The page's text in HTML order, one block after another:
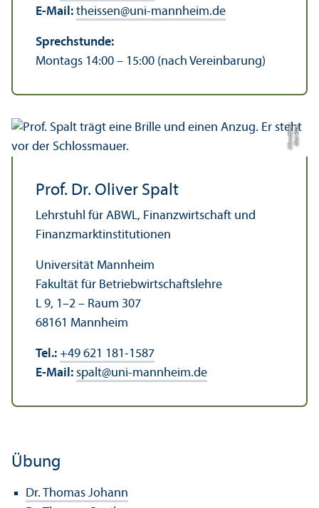
E-Mail: theissen@uni-mannheim.de
Sprechstunde:
Montags 14:00 – 15:00 (nach Vereinbarung)
Bil
d:
Ri
k
e
All
e
n
d
ö
rf
e
r
Prof. Dr. Oliver Spalt
Lehr­stuhl für ABWL, Finanz­wirtschaft und
Finanz­markt­institutionen
Universität Mannheim
Fakultät für Betriebwirtschafts­lehre
L 9, 1–2 – Raum 307
68161 Mannheim
Tel.: +49 621 181-1587
E-Mail: spalt@uni-mannheim.de
Übung
Dr. Thomas Johann